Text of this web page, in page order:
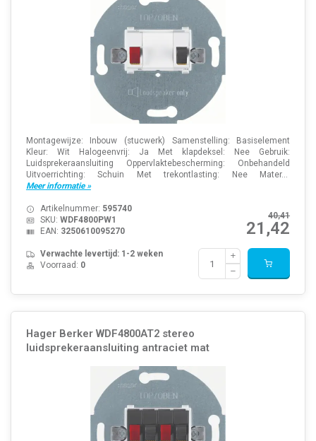
Montagewijze: Inbouw (stucwerk) Samenstelling: Basiselement
Kleur: Wit Halogeenvrij: Ja Met klapdeksel: Nee Gebruik:
Luidsprekeraansluiting Oppervlaktebescherming: Onbehandeld
Uitvoerrichting: Schuin Met trekontlasting: Nee Mater...
Meer informatie »
40,41
21,42
Artikelnummer: 595740
SKU: WDF4800PW1
EAN: 3250610095270
Verwachte levertijd: 1-2 weken
Voorraad: 0
Hager Berker WDF4800AT2 stereo
luidsprekeraansluiting antraciet mat